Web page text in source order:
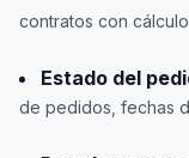
contratos con
Estado del
de pedidos, fechas